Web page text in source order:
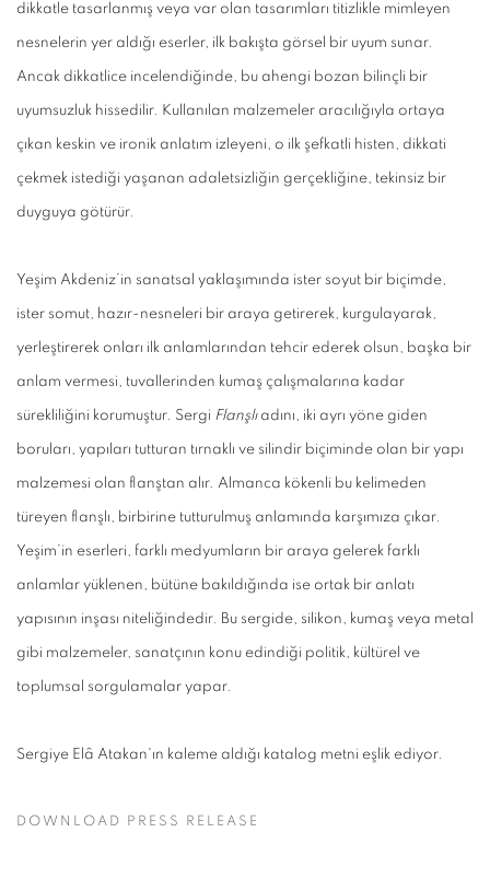
dikkatle tasarlanmış veya var olan tasarımları titizlikle mimleyen
nesnelerin yer aldığı eserler, ilk bakışta görsel bir uyum sunar.
Ancak dikkatlice incelendiğinde, bu ahengi bozan bilinçli bir
uyumsuzluk hissedilir. Kullanılan malzemeler aracılığıyla ortaya
çıkan keskin ve ironik anlatım izleyeni, o ilk şefkatli histen, dikkati
çekmek istediği yaşanan adaletsizliğin gerçekliğine, tekinsiz bir
duyguya götürür.
Yeşim Akdeniz’in sanatsal yaklaşımında ister soyut bir biçimde,
ister somut, hazır-nesneleri bir araya getirerek, kurgulayarak,
yerleştirerek onları ilk anlamlarından tehcir ederek olsun, başka bir
anlam vermesi, tuvallerinden kumaş çalışmalarına kadar
sürekliliğini korumuştur. Sergi Flanşlıadını, iki ayrı yöne giden
boruları, yapıları tutturan tırnaklı ve silindir biçiminde olan bir yapı
malzemesi olan flanştan alır. Almanca kökenli bu kelimeden
türeyen flanşlı, birbirine tutturulmuş anlamında karşımıza çıkar.
Yeşim’in eserleri, farklı medyumların bir araya gelerek farklı
anlamlar yüklenen, bütüne bakıldığında ise ortak bir anlatı
yapısının inşası niteliğindedir. Bu sergide, silikon, kumaş veya metal
gibi malzemeler, sanatçının konu edindiği politik, kültürel ve
toplumsal sorgulamalar yapar.
Sergiye Elâ Atakan'ın kaleme aldığı katalog metni eşlik ediyor.
DOWNLOAD PRESS RELEASE